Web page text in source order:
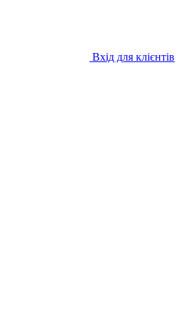
Вхід для клієнтів